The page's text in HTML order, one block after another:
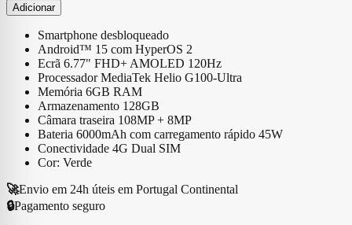
Adicionar
Smartphone desbloqueado
Android™ 15 com HyperOS 2
Ecrã 6.77" FHD+ AMOLED 120Hz
Processador MediaTek Helio G100-Ultra
Memória 6GB RAM
Armazenamento 128GB
Câmara traseira 108MP + 8MP
Bateria 6000mAh com carregamento rápido 45W
Conectividade 4G Dual SIM
Cor: Verde
🚀Envio em 24h úteis em Portugal Continental
🔒Pagamento seguro